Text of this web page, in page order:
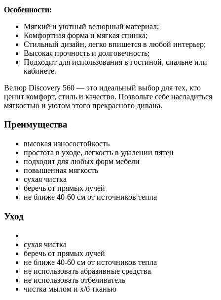
Особенности:
Мягкий и уютный велюрный материал;
Комфортная форма и мягкая спинка;
Стильный дизайн, легко впишется в любой интерьер;
Высокая прочность и долговечность;
Подходит для использования в гостиной, спальне или
кабинете.
Велюр Discovery 560 — это идеальный выбор для тех, кто
ценит комфорт, стиль и качество. Позвольте себе насладиться
мягкостью и уютом этого прекрасного дивана.
Преимущества
высокая износостойкость
простота в уходе, легкость в удалении пятен
подходит для любых форм мебели
повышенная мягкость
сухая чистка
беречь от прямых лучей
не ближе 40-60 см от источников тепла
Уход
сухая чистка
беречь от прямых лучей
не ближе 40-60 см от источников тепла
не использовать абразивные средства
не использовать отбеливатель
чистка мылом и х/б тканью